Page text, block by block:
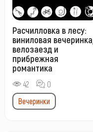
Расчилловка в лесу:
виниловая вечеринка,
велозаезд и
прибрежная
романтика
42
0
Вечеринки